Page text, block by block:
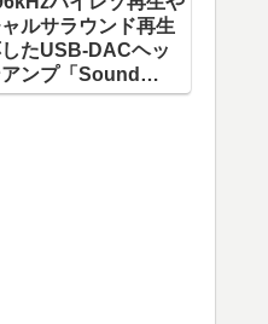
ルサラウンド再生
たUSB-DACヘッ
アンプ「Sound
X1」登場！